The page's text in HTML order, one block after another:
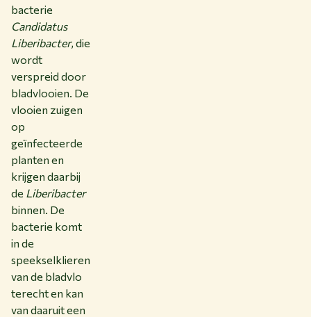
bacterie
Candidatus
Liberibacter, die
wordt
verspreid door
bladvlooien. De
vlooien zuigen
op
geïnfecteerde
planten en
krijgen daarbij
de Liberibacter
binnen. De
bacterie komt
in de
speekselklieren
van de bladvlo
terecht en kan
van daaruit een